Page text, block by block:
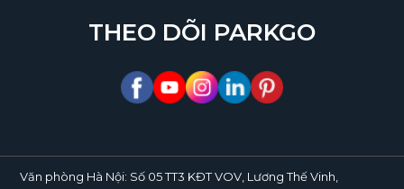
THEO DÕI PARKGO
Văn phòng Hà Nội: Số 05 TT3 KĐT VOV, Lương Thế Vinh,